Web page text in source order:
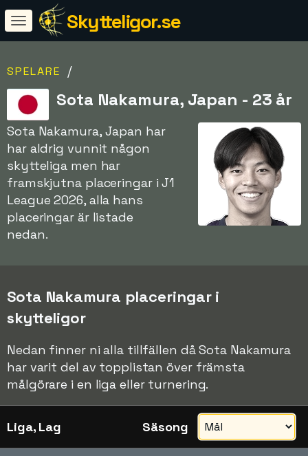
Skytteligor.se
SPELARE /
Sota Nakamura, Japan - 23 år
Sota Nakamura, Japan har
har aldrig vunnit någon
skytteliga men har
framskjutna placeringar i J1
League 2026, alla hans
placeringar är listade
nedan.
Sota Nakamura placeringar i
skytteligor
Nedan finner ni alla tillfällen då Sota Nakamura
har varit del av topplistan över främsta
målgörare i en liga eller turnering.
Liga, Lag Säsong